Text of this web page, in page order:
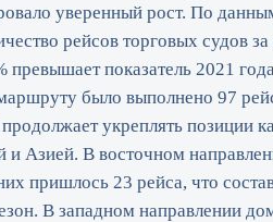
уверенный рост. По
рейсов торговых судов
превышает показатель 2021
было выполнено 97
укреплять позиции
Азией. В восточном
пришлось 23 рейса, что
В западном направлении